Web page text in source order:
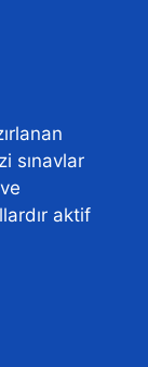
sınavlar
aktif